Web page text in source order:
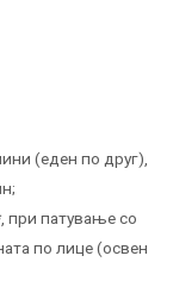
(еден по друг),
, при патување со
по лице (освен